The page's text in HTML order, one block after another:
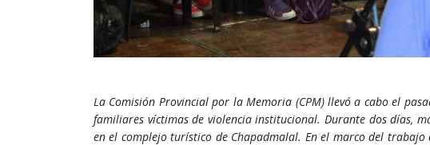
La Comisión Provincial por la Memoria (CPM) llevó a cabo el
familiares víctimas de violencia institucional. Durante dos días,
en el complejo turístico de Chapadmalal. En el marco del